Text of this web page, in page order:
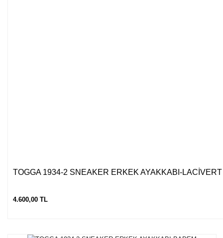
TOGGA 1934-2 SNEAKER ERKEK AYAKKABI-LACİVERT
4.600,00 TL